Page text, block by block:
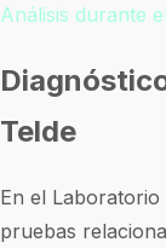
Análisis durante
Telde
En el Laboratorio
pruebas